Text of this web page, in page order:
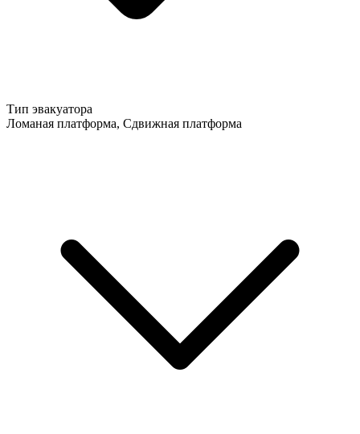
Тип эвакуатора
Ломаная платформа, Сдвижная платформа